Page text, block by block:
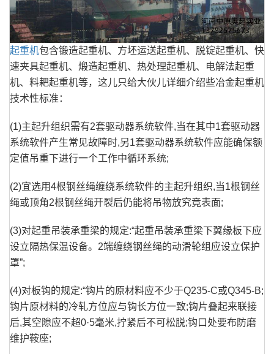
起重机包含锻造起重机、方坯运送起重机、脱锭起重机、快
速夹具起重机、煅造起重机、热处理起重机、电解法起重
机、料耙起重机等，这儿只给大伙儿详细介绍些冶金起重机
技术性标准：
(1)主起升组织需有2套驱动器系统软件,当在其中1套驱动器
系统软件产生常见故障时,另1套驱动器系统软件应能确保额
定值吊重下进行一个工作中循环系统;
(2)宜选用4根钢丝绳缠绕系统软件的主起升组织,当1根钢丝
绳或顶角2根钢丝绳开裂后仍能将吊物放究竟表面;
(3)对起重吊装承重梁的规定:“起重吊装承重梁下翼缘板下应
设立隔热保温设备。2端缠绕钢丝绳的动滑轮组应设立保护
罩”;
(4)对板钩的规定:“钩片的原材料应不少于Q235-C或Q345-B;
钩片原材料的冷轧方位应与钩长方位一致;钩片叠起来联接
后,其空隙应不超0·5毫米,拧紧后不可松脱;钩口处要布防磨
维护鞍座;